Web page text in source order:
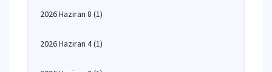
2026 Haziran 8 (1)
2026 Haziran 4(1)